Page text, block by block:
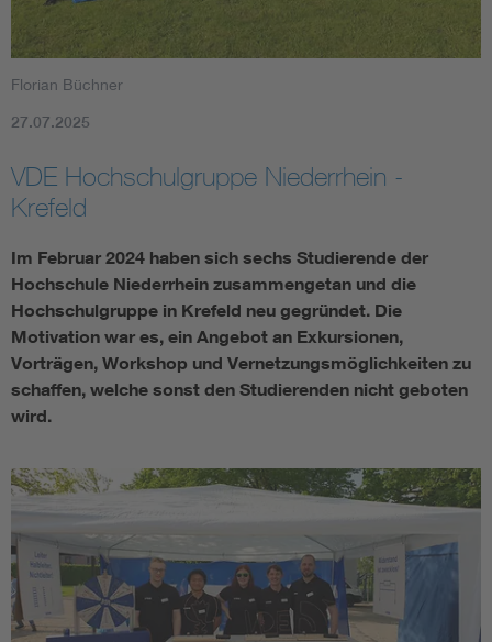
Assisted Living
Electromobility
Energy efficiency
Energy storage
Florian Büchner
27.07.2025
VDE Hochschulgruppe Niederrhein -
Krefeld
Im Februar 2024 haben sich sechs Studierende der
Hochschule Niederrhein zusammengetan und die
Hochschulgruppe in Krefeld neu gegründet. Die
Motivation war es, ein Angebot an Exkursionen,
Vorträgen, Workshop und Vernetzungsmöglichkeiten zu
schaffen, welche sonst den Studierenden nicht geboten
wird.